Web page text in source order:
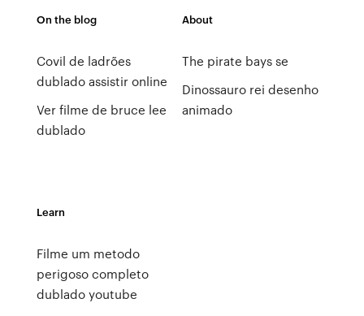
On the blog
Covil de ladrões
dublado assistir online
Ver filme de bruce lee
dublado
About
The pirate bays se
Dinossauro rei desenho
animado
Learn
Filme um metodo
perigoso completo
dublado youtube